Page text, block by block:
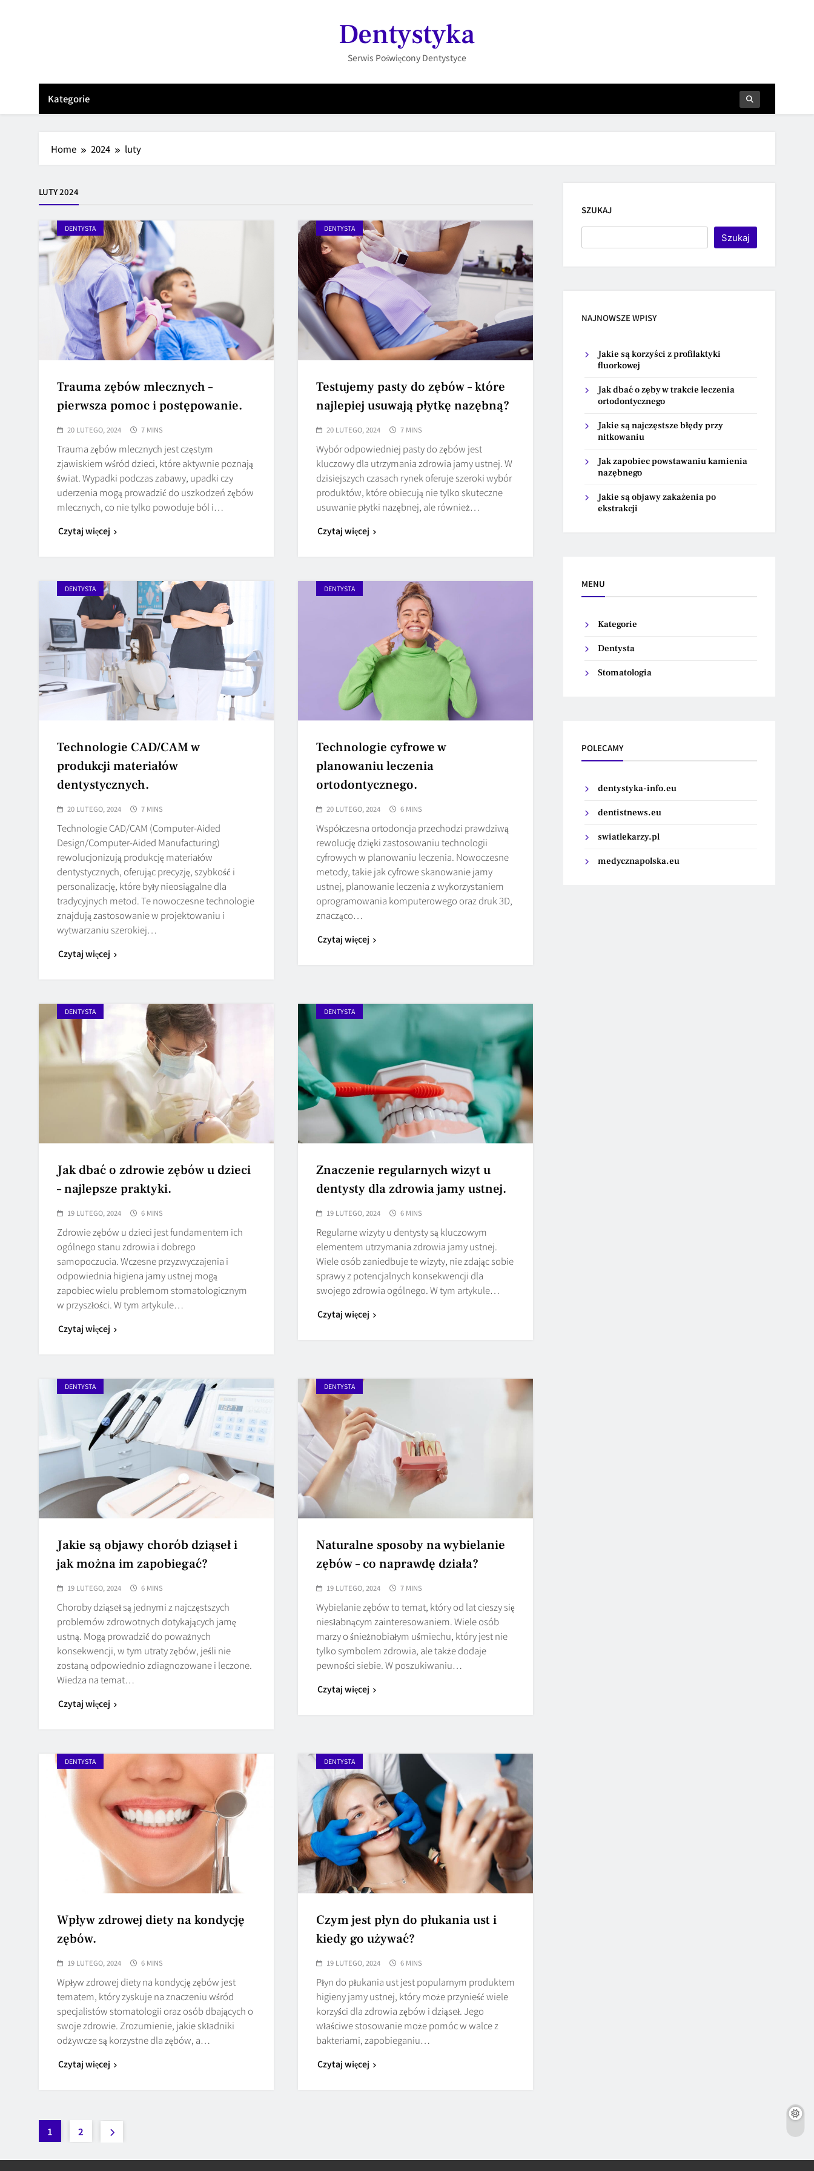
Dentystyka
Serwis Poświęcony Dentystyce
Kategorie
Home 2024 luty
LUTY 2024
DENTYSTA
Trauma zębów mlecznych –
pierwsza pomoc i postępowanie.
20 LUTEGO, 2024 7 MINS
Trauma zębów mlecznych jest częstym
zjawiskiem wśród dzieci, które aktywnie poznają
świat. Wypadki podczas zabawy, upadki czy
uderzenia mogą prowadzić do uszkodzeń zębów
mlecznych, co nie tylko powoduje ból i…
Czytaj więcej
DENTYSTA
Testujemy pasty do zębów – które
najlepiej usuwają płytkę nazębną?
20 LUTEGO, 2024 7 MINS
Wybór odpowiedniej pasty do zębów jest
kluczowy dla utrzymania zdrowia jamy ustnej. W
dzisiejszych czasach rynek oferuje szeroki wybór
produktów, które obiecują nie tylko skuteczne
usuwanie płytki nazębnej, ale również…
Czytaj więcej
DENTYSTA
Technologie CAD/CAM w
produkcji materiałów
dentystycznych.
20 LUTEGO, 2024 7 MINS
Technologie CAD/CAM (Computer-Aided
Design/Computer-Aided Manufacturing)
rewolucjonizują produkcję materiałów
dentystycznych, oferując precyzję, szybkość i
personalizację, które były nieosiągalne dla
tradycyjnych metod. Te nowoczesne technologie
znajdują zastosowanie w projektowaniu i
wytwarzaniu szerokiej…
Czytaj więcej
DENTYSTA
Technologie cyfrowe w
planowaniu leczenia
ortodontycznego.
20 LUTEGO, 2024 6 MINS
Współczesna ortodoncja przechodzi prawdziwą
rewolucję dzięki zastosowaniu technologii
cyfrowych w planowaniu leczenia. Nowoczesne
metody, takie jak cyfrowe skanowanie jamy
ustnej, planowanie leczenia z wykorzystaniem
oprogramowania komputerowego oraz druk 3D,
znacząco…
Czytaj więcej
DENTYSTA
Jak dbać o zdrowie zębów u dzieci
– najlepsze praktyki.
19 LUTEGO, 2024 6 MINS
Zdrowie zębów u dzieci jest fundamentem ich
ogólnego stanu zdrowia i dobrego
samopoczucia. Wczesne przyzwyczajenia i
odpowiednia higiena jamy ustnej mogą
zapobiec wielu problemom stomatologicznym
w przyszłości. W tym artykule…
Czytaj więcej
DENTYSTA
Znaczenie regularnych wizyt u
dentysty dla zdrowia jamy ustnej.
19 LUTEGO, 2024 6 MINS
Regularne wizyty u dentysty są kluczowym
elementem utrzymania zdrowia jamy ustnej.
Wiele osób zaniedbuje te wizyty, nie zdając sobie
sprawy z potencjalnych konsekwencji dla
swojego zdrowia ogólnego. W tym artykule…
Czytaj więcej
DENTYSTA
Jakie są objawy chorób dziąseł i
jak można im zapobiegać?
19 LUTEGO, 2024 6 MINS
Choroby dziąseł są jednymi z najczęstszych
problemów zdrowotnych dotykających jamę
ustną. Mogą prowadzić do poważnych
konsekwencji, w tym utraty zębów, jeśli nie
zostaną odpowiednio zdiagnozowane i leczone.
Wiedza na temat…
Czytaj więcej
DENTYSTA
Naturalne sposoby na wybielanie
zębów – co naprawdę działa?
19 LUTEGO, 2024 7 MINS
Wybielanie zębów to temat, który od lat cieszy się
niesłabnącym zainteresowaniem. Wiele osób
marzy o śnieżnobiałym uśmiechu, który jest nie
tylko symbolem zdrowia, ale także dodaje
pewności siebie. W poszukiwaniu…
Czytaj więcej
DENTYSTA
Wpływ zdrowej diety na kondycję
zębów.
19 LUTEGO, 2024 6 MINS
Wpływ zdrowej diety na kondycję zębów jest
tematem, który zyskuje na znaczeniu wśród
specjalistów stomatologii oraz osób dbających o
swoje zdrowie. Zrozumienie, jakie składniki
odżywcze są korzystne dla zębów, a…
Czytaj więcej
DENTYSTA
Czym jest płyn do płukania ust i
kiedy go używać?
19 LUTEGO, 2024 6 MINS
Płyn do płukania ust jest popularnym produktem
higieny jamy ustnej, który może przynieść wiele
korzyści dla zdrowia zębów i dziąseł. Jego
właściwe stosowanie może pomóc w walce z
bakteriami, zapobieganiu…
Czytaj więcej
1 2
SZUKAJ
Szukaj
NAJNOWSZE WPISY
Jakie są korzyści z profilaktyki
fluorkowej
Jak dbać o zęby w trakcie leczenia
ortodontycznego
Jakie są najczęstsze błędy przy
nitkowaniu
Jak zapobiec powstawaniu kamienia
nazębnego
Jakie są objawy zakażenia po
ekstrakcji
MENU
Kategorie
Dentysta
Stomatologia
POLECAMY
dentystyka-info.eu
dentistnews.eu
swiatlekarzy.pl
medycznapolska.eu